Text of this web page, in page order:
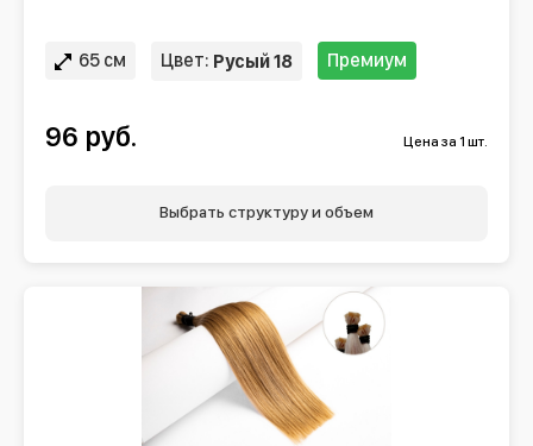
65 см Цвет: Русый 18 Премиум
96 руб. Цена за 1 шт.
Выбрать структуру и объем